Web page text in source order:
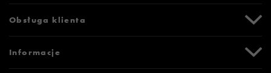
Obsługa klienta
Zwroty i reklamacje
Informacje